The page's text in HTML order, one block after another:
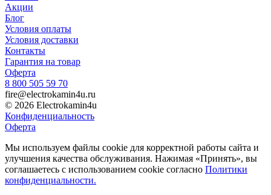
Акции
Блог
Условия оплаты
Условия доставки
Контакты
Гарантия на товар
Оферта
8 800 505 59 70
fire@electrokamin4u.ru
© 2026 Electrokamin4u
Конфиденциальность
Оферта
Мы используем файлы cookie для корректной работы сайта и
улучшения качества обслуживания. Нажимая «Принять», вы
соглашаетесь с использованием cookie согласно Политики
конфиденциальности.